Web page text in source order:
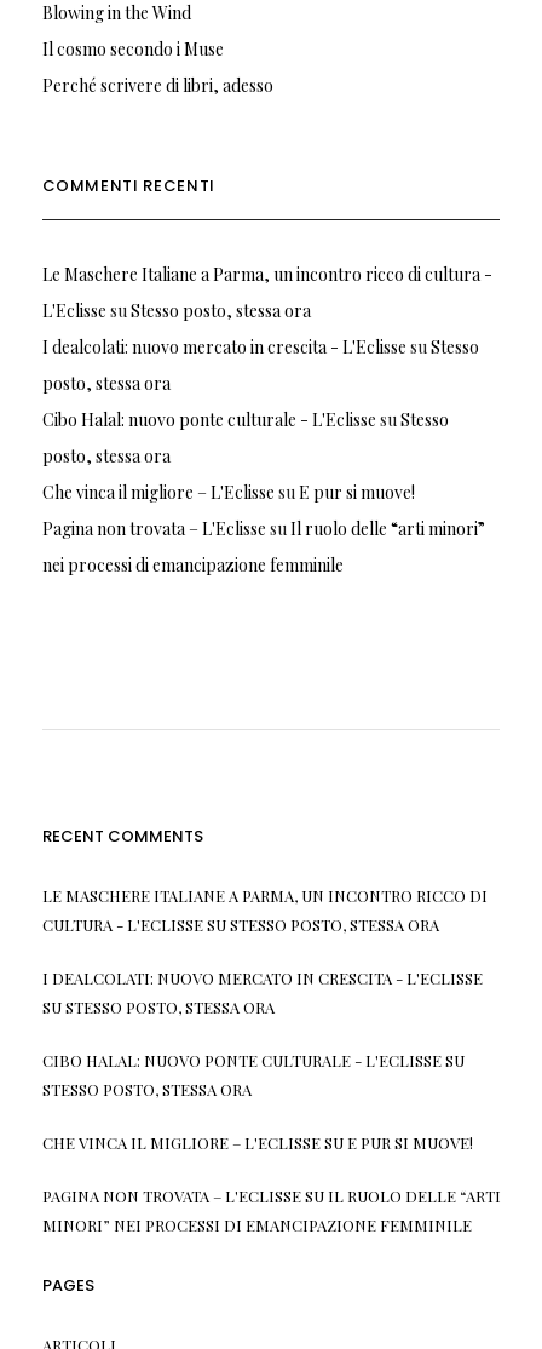
Blowing in the Wind
Il cosmo secondo i Muse
Perché scrivere di libri, adesso
COMMENTI RECENTI
Le Maschere Italiane a Parma, un incontro ricco di cultura -
L'Eclisse suStesso posto, stessa ora
I dealcolati: nuovo mercato in crescita - L'Eclisse suStesso
posto, stessa ora
Cibo Halal: nuovo ponte culturale - L'Eclisse suStesso
posto, stessa ora
Che vinca il migliore – L'Eclisse suE pur si muove!
Pagina non trovata – L'Eclisse suIl ruolo delle “arti minori”
nei processi di emancipazione femminile
RECENT COMMENTS
LE MASCHERE ITALIANE A PARMA, UN INCONTRO RICCO DI
CULTURA - L'ECLISSESUSTESSO POSTO, STESSA ORA
I DEALCOLATI: NUOVO MERCATO IN CRESCITA - L'ECLISSE
SUSTESSO POSTO, STESSA ORA
CIBO HALAL: NUOVO PONTE CULTURALE - L'ECLISSESU
STESSO POSTO, STESSA ORA
CHE VINCA IL MIGLIORE – L'ECLISSESU E PUR SI MUOVE!
PAGINA NON TROVATA – L'ECLISSESU IL RUOLO DELLE “ARTI
MINORI” NEI PROCESSI DI EMANCIPAZIONE FEMMINILE
PAGES